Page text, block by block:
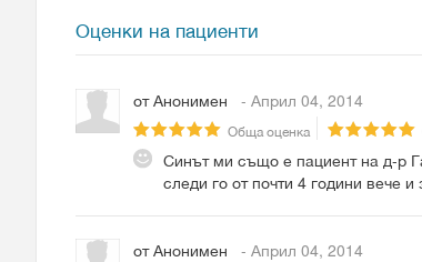
Оценки на пациенти
отАнонимен - Април 04, 2014
Обща оценка
Синът ми също е пациент на д-р
следи го от почти 4 години вече
отАнонимен - Април 04, 2014